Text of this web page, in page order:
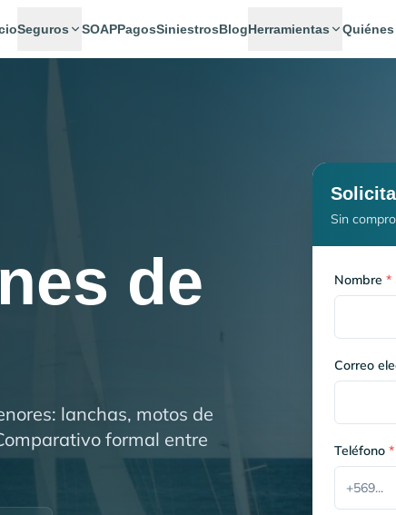
Seguros SOAPPagosSiniestrosBlogHerramientas
de
lanchas, motos de
formal entre
Sin
Nombre *
Correo
Teléfono *